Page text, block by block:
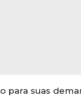
para suas